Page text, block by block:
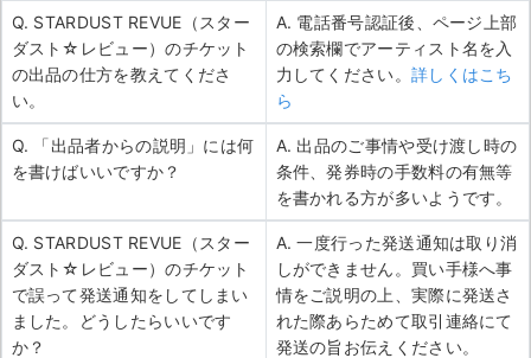
Q. STARDUST REVUE（スター
ダスト☆レビュー）のチケット
の出品の仕方を教えてくださ
い。
A. 電話番号認証後、ページ上部
の検索欄でアーティスト名を入
力してください。 詳しくはこち
ら
Q. 「出品者からの説明」には何
を書けばいいですか？
A. 出品のご事情や受け渡し時の
条件、発券時の手数料の有無等
を書かれる方が多いようです。
Q. STARDUST REVUE（スター
ダスト☆レビュー）のチケット
で誤って発送通知をしてしまい
ました。どうしたらいいです
か？
A. 一度行った発送通知は取り消
しができません。買い手様へ事
情をご説明の上、実際に発送さ
れた際あらためて取引連絡にて
発送の旨お伝えください。